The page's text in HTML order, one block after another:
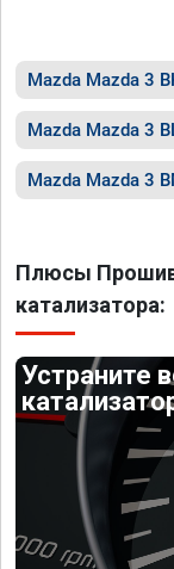
Mazda Mazda 3
Mazda Mazda 3
Mazda Mazda 3
Плюсы
катализатора:
Устраните